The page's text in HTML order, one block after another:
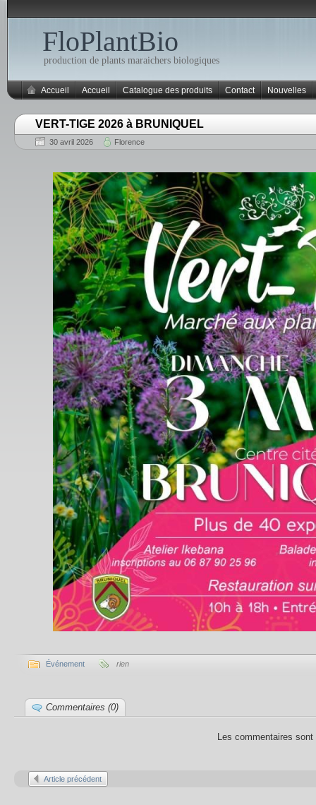
FloPlantBio
production de plants maraichers biologiques
Accueil Accueil Catalogue des produits Contact Nouvelles
VERT-TIGE 2026 à BRUNIQUEL
30 avril 2026 Florence
Événement rien
Commentaires (0)
Les commentaires
Article précédent